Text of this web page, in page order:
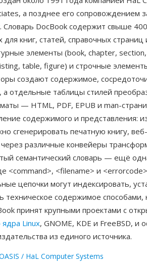
а позднее его сопровождением
Словарь DocBook содержит свыше
для книг, статей, справочных
элементы (book, chapter,
table, figure) и строчные
создают содержимое,
отдельные таблицы стилей
— HTML, PDF, EPUB и man-
содержимого и представления:
сгенерировать печатную книгу,
различные конвейеры
семантический словарь — ещё
<command>, <filename> и
цепочки могут индексировать,
техническое содержимое
принят крупными проектами с
Linux, GNOME, KDE и FreeBSD, и
из единого источника.
/ HaL Computer Systems